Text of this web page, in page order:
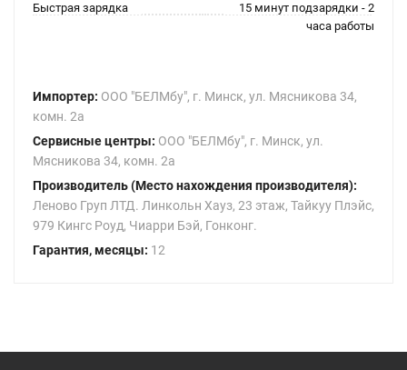
Быстрая зарядка
15 минут подзарядки - 2
часа работы
Импортер: ООО "БЕЛМбу", г. Минск, ул. Мясникова 34,
комн. 2а
Сервисные центры: ООО "БЕЛМбу", г. Минск, ул.
Мясникова 34, комн. 2а
Производитель (Место нахождения производителя):
Леново Груп ЛТД. Линкольн Хауз, 23 этаж, Тайкуу Плэйс,
979 Кингс Роуд, Чиарри Бэй, Гонконг.
Гарантия, месяцы: 12